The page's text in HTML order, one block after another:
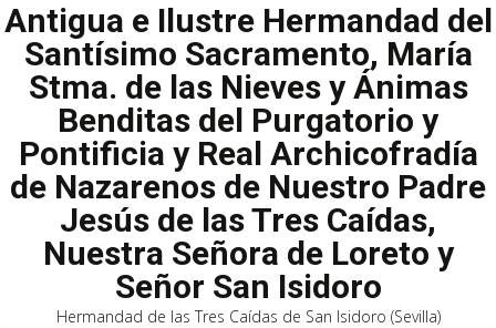
Antigua e Ilustre Hermandad del
Santísimo Sacramento, María
Stma. de las Nieves y Ánimas
Benditas del Purgatorio y
Pontificia y Real Archicofradía
de Nazarenos de Nuestro Padre
Jesús de las Tres Caídas,
Nuestra Señora de Loreto y
Señor San Isidoro
Hermandad de las Tres Caídas de San Isidoro (Sevilla)